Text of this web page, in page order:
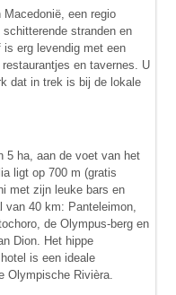
een regio
stranden en
erg levendig met een
en tavernes. U
dat in trek is bij de lokale
5 ha, aan de voet van het
ligt op 700 m (gratis
met zijn leuke bars en
van 40 km: Panteleimon,
de Olympus-berg en
Dion. Het hippe
is een ideale
Olympische Rivièra.